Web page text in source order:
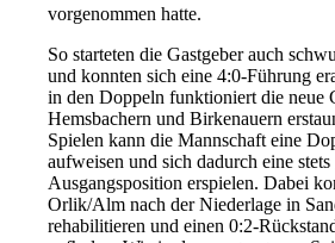
vorgenommen hatte.
So starteten die Gastgeber auch
und konnten sich eine 4:0-Führung
in den Doppeln funktioniert die neue
Hemsbachern und Birkenauern
Spielen kann die Mannschaft eine
aufweisen und sich dadurch eine stets
Ausgangsposition erspielen. Dabei
Orlik/Alm nach der Niederlage in
rehabilitieren und einen 0:2-